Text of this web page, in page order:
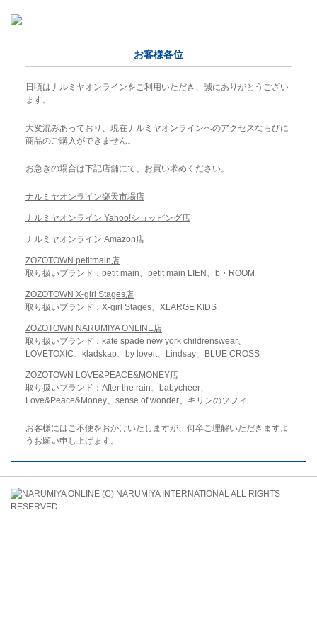
お客様各位
日頃はナルミヤオンラインをご利用いただき、誠にありがとうござい
ます。
大変混みあっており、現在ナルミヤオンラインへのアクセスならびに
商品のご購入ができません。
お急ぎの場合は下記店舗にて、お買い求めください。
ナルミヤオンライン楽天市場店
ナルミヤオンライン Yahoo!ショッピング店
ナルミヤオンライン Amazon店
ZOZOTOWN petitmain店
取り扱いブランド：petit main、petit main LIEN、b・ROOM
ZOZOTOWN X-girl Stages店
取り扱いブランド：X-girl Stages、XLARGE KIDS
ZOZOTOWN NARUMIYA ONLINE店
取り扱いブランド：kate spade new york childrenswear、
LOVETOXIC、kladskap、by loveit、Lindsay、BLUE CROSS
ZOZOTOWN LOVE&PEACE&MONEY店
取り扱いブランド：After the rain、babycheer、
Love&Peace&Money、sense of wonder、キリンのソフィ
お客様にはご不便をおかけいたしますが、何卒ご理解いただきますよ
うお願い申し上げます。